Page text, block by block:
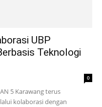
UBP
Teknologi
0
5 Karawang terus
kolaborasi dengan